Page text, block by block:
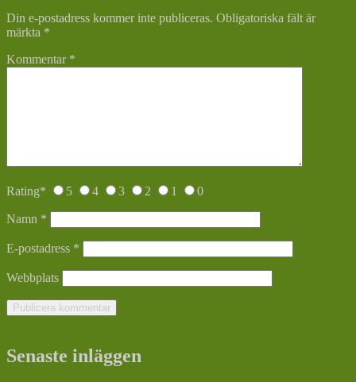
Din e-postadress kommer inte publiceras. Obligatoriska fält är
märkta *
Kommentar *
Rating* 5 4 3 2 1 0
Namn *
E-postadress *
Webbplats
Senaste inläggen